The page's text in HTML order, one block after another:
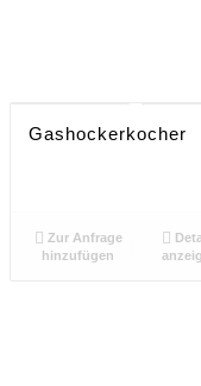
Gashockerkocher
Zur Anfrage
hinzufügen